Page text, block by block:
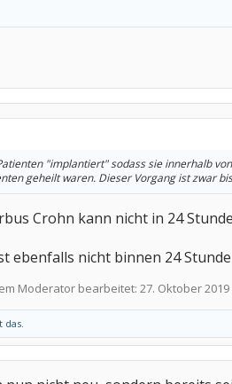
"implantiert" sodass sie innerhalb
geheilt waren. Dieser Vorgang ist zwar
Crohn kann nicht in 24
ebenfalls nicht binnen 24
Moderator bearbeitet: 27. Oktober 2019
das.